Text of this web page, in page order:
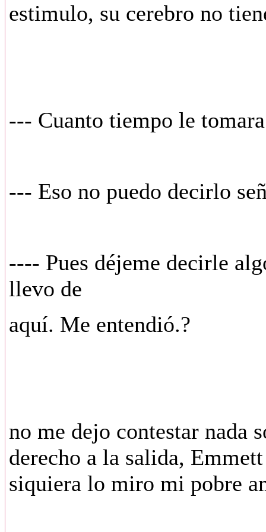
estimulo, su cerebro no
--- Cuanto tiempo le
--- Eso no puedo decirlo
---- Pues déjeme decirle
llevo de
aquí. Me entendió.?
no me dejo contestar nada
derecho a la salida,
siquiera lo miro mi pobre